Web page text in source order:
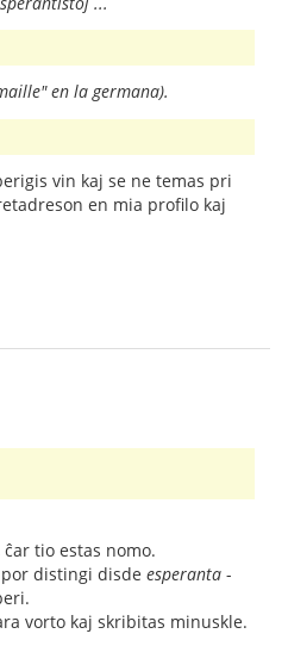
en la germana).
vin kaj se ne temas pri
en mia profilo kaj
tio estas nomo.
distingi disde esperanta -
vorto kaj skribitas minuskle.